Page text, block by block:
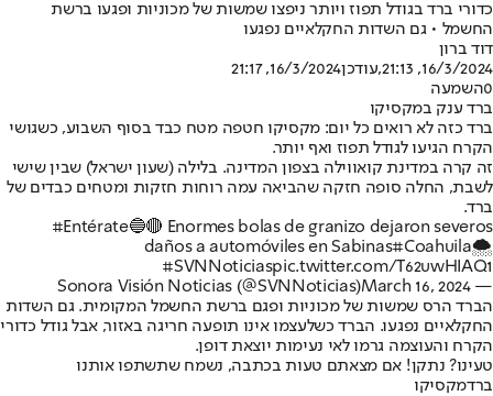
כדורי ברד בגודל תפוז ויותר ניפצו שמשות של מכוניות ופגעו ברשת
החשמל • גם השדות החקלאיים נפגעו
דוד ברון
16/3/2024, 21:13
,עודכן16/3/2024, 21:17
0השמעה
ברד ענק במקסיקו
ברד כזה לא רואים כל יום: מקסיקו חטפה מטח כבד בסוף השבוע, כשגושי
הקרח הגיעו לגודל תפוז ואף יותר.
זה קרה במדינת קואווילה בצפון המדינה. בלילה (שעון ישראל) שבין שישי
לשבת, החלה סופה חזקה שהביאה עמה רוחות חזקות ומטחים כבדים של
ברד.
#Entérate🔵🔴 Enormes bolas de granizo dejaron severos
daños a automóviles en Sabinas#Coahuila🌨️
#SVNNoticiaspic.twitter.com/T62uwHIAQ1
— Sonora Visión Noticias (@SVNNoticias)
March 16, 2024
הברד הרס שמשות של מכוניות ופגם ברשת החשמל המקומית. גם השדות
החקלאיים נפגעו. הברד כשלעצמו אינו תופעה חריגה באזור, אבל גודל כדורי
הקרח והעוצמה גרמו לאי נעימות יוצאת דופן.
טעינו? נתקן! אם מצאתם טעות בכתבה, נשמח שתשתפו אותנו
ברדמקסיקו